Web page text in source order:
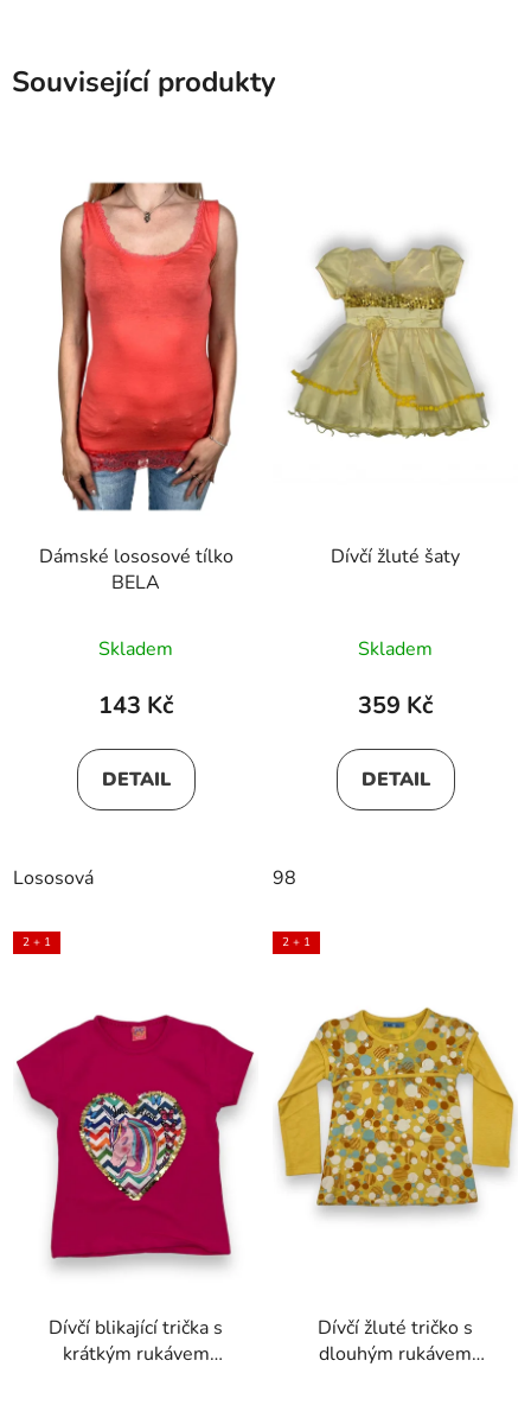
Související produkty
Dámské lososové tílko
BELA
Skladem
143 Kč
DETAIL
Lososová
Dívčí žluté šaty
Skladem
359 Kč
DETAIL
98
2 + 1
Dívčí blikající trička s
krátkým rukávem
2 + 1
Dívčí žluté tričko s
dlouhým rukávem